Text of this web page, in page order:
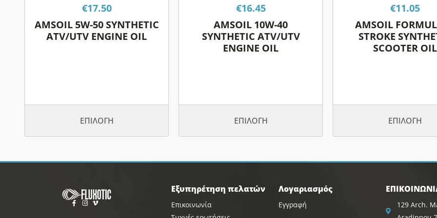
€17.50
AMSOIL 5W-50 SYNTHETIC
ATV/UTV ENGINE OIL
ΕΠΙΛΟΓΉ
επιλεγούν
στη
σελίδα
€16.45
AMSOIL 10W-40
SYNTHETIC ATV/UTV
ENGINE OIL
ΕΠΙΛΟΓΉ
επιλεγούν
στη
σελίδα
του
€11.05
AMSOIL
STROKE
SCOOTER OIL
ΕΠΙΛΟΓΉ
επιλεγούν
στη
σελίδα
του
Εξυπηρέτηση πελατών
Επικοινωνία
Λογαριασμός
Εγγραφή
129 Arch.